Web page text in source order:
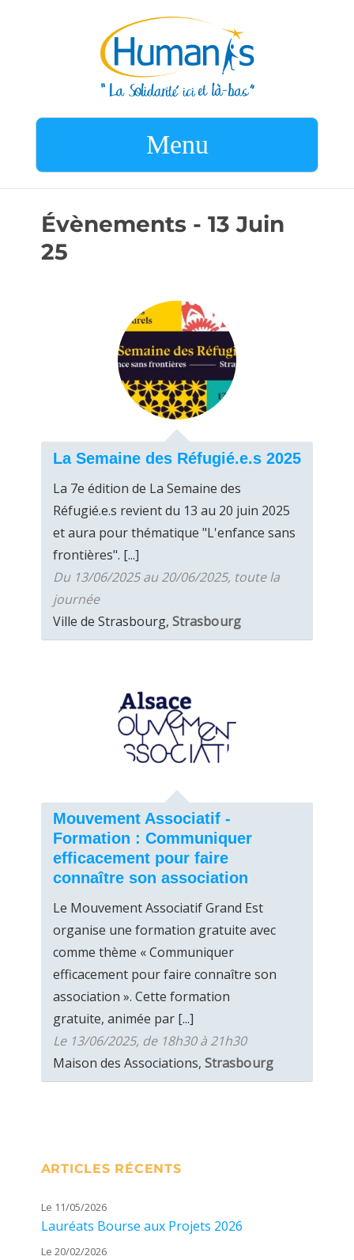
Menu
Évènements - 13 Juin
25
La Semaine des Réfugié.e.s 2025
La 7e édition de La Semaine des
Réfugié.e.s revient du 13 au 20 juin 2025
et aura pour thématique "L'enfance sans
frontières". [...]
Du 13/06/2025 au 20/06/2025, toute la
journée
Ville de Strasbourg, Strasbourg
Mouvement Associatif -
Formation : Communiquer
efficacement pour faire
connaître son association
Le Mouvement Associatif Grand Est
organise une formation gratuite avec
comme thème « Communiquer
efficacement pour faire connaître son
association ». Cette formation
gratuite, animée par [...]
Le 13/06/2025, de 18h30 à 21h30
Maison des Associations, Strasbourg
ARTICLES RÉCENTS
Le 11/05/2026
Lauréats Bourse aux Projets 2026
Le 20/02/2026